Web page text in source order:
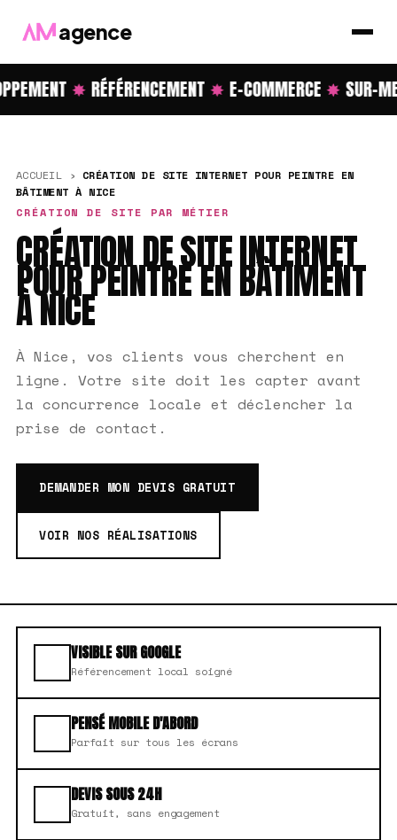
agence
✸RÉFÉRENCEMENT✸E-COMMERCE✸SUR-
ACCUEIL › CRÉATION DE SITE INTERNET POUR PEINTRE EN
BÂTIMENT À NICE
CRÉATION DE SITE PAR MÉTIER
CRÉATION DE SITE INTERNET
POUR PEINTRE EN BÂTIMENT
À NICE
À Nice, vos clients vous cherchent en
ligne. Votre site doit les capter avant
la concurrence locale et déclencher la
prise de contact.
DEMANDER MON DEVIS GRATUIT
VOIR NOS RÉALISATIONS
VISIBLE SUR GOOGLE
Référencement local soigné
PENSÉ MOBILE D'ABORD
Parfait sur tous les écrans
DEVIS SOUS 24H
Gratuit, sans engagement